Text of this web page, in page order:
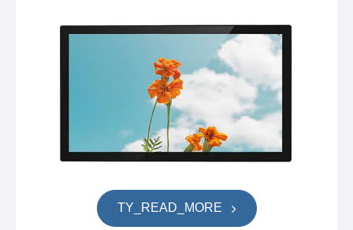
TY_READ_MORE